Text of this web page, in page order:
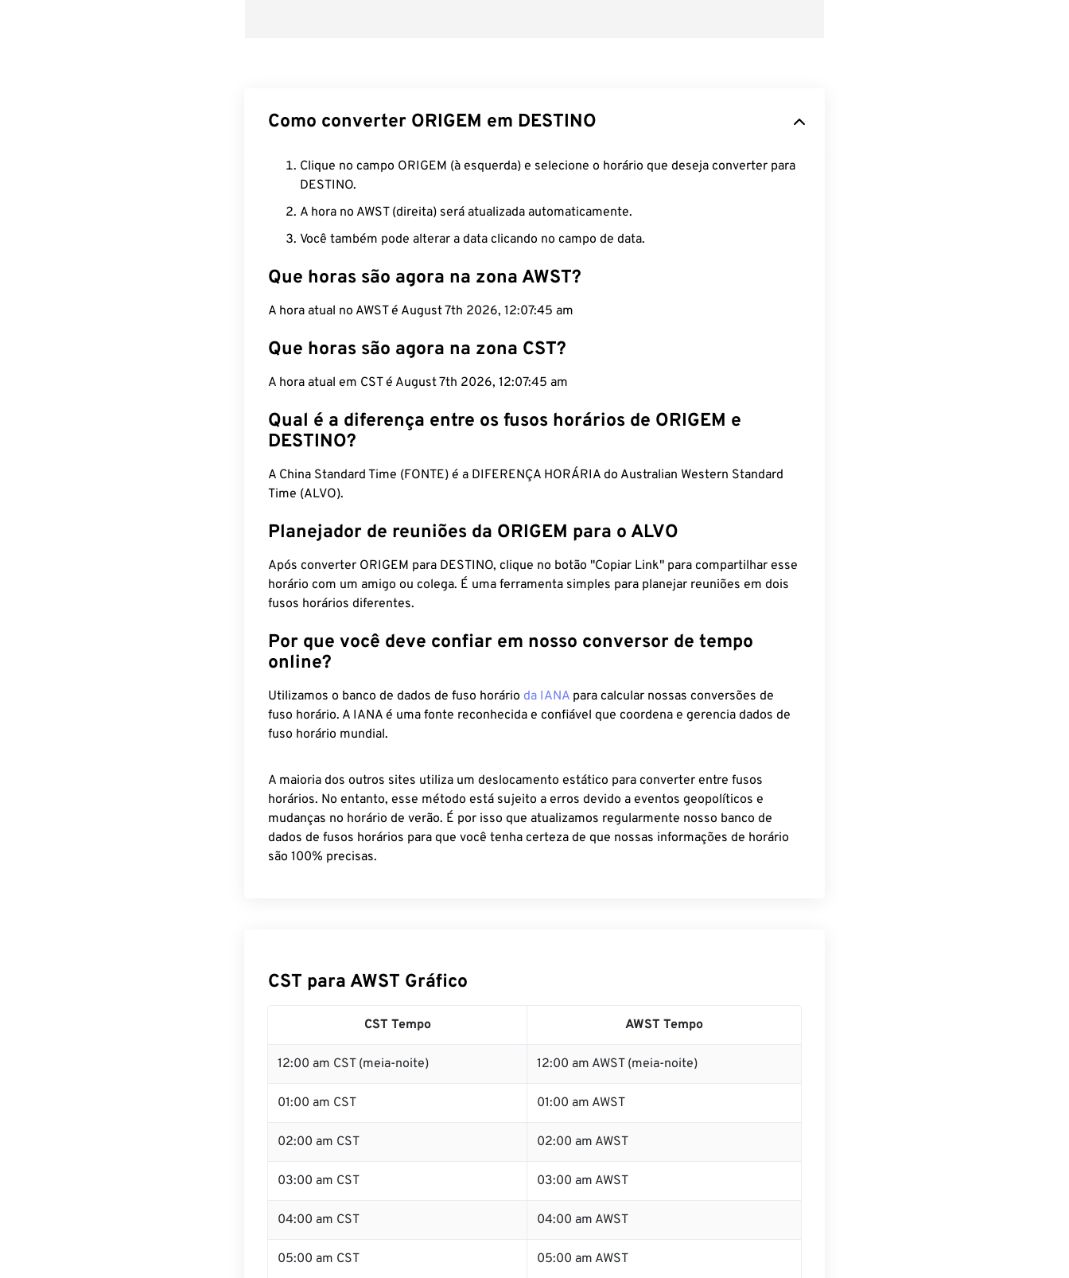
Como converter ORIGEM em DESTINO
Clique no campo ORIGEM (à esquerda) e selecione o horário que deseja converter para
DESTINO.
A hora no AWST (direita) será atualizada automaticamente.
Você também pode alterar a data clicando no campo de data.
Que horas são agora na zona AWST?
A hora atual no AWST é August 7th 2026, 12:07:46 am
Que horas são agora na zona CST?
A hora atual em CST é August 7th 2026, 12:07:46 am
Qual é a diferença entre os fusos horários de ORIGEM e
DESTINO?
A China Standard Time (FONTE) é a DIFERENÇA HORÁRIA do Australian Western Standard
Time (ALVO).
Planejador de reuniões da ORIGEM para o ALVO
Após converter ORIGEM para DESTINO, clique no botão "Copiar Link" para compartilhar esse
horário com um amigo ou colega. É uma ferramenta simples para planejar reuniões em dois
fusos horários diferentes.
Por que você deve confiar em nosso conversor de tempo
online?
Utilizamos o banco de dados de fuso horário da IANA para calcular nossas conversões de
fuso horário. A IANA é uma fonte reconhecida e confiável que coordena e gerencia dados de
fuso horário mundial.
A maioria dos outros sites utiliza um deslocamento estático para converter entre fusos
horários. No entanto, esse método está sujeito a erros devido a eventos geopolíticos e
mudanças no horário de verão. É por isso que atualizamos regularmente nosso banco de
dados de fusos horários para que você tenha certeza de que nossas informações de horário
são 100% precisas.
CST para AWST Gráfico
CST Tempo AWST Tempo
12:00 am CST (meia-noite) 12:00 am AWST (meia-noite)
01:00 am CST 01:00 am AWST
02:00 am CST 02:00 am AWST
03:00 am CST 03:00 am AWST
04:00 am CST 04:00 am AWST
05:00 am CST 05:00 am AWST